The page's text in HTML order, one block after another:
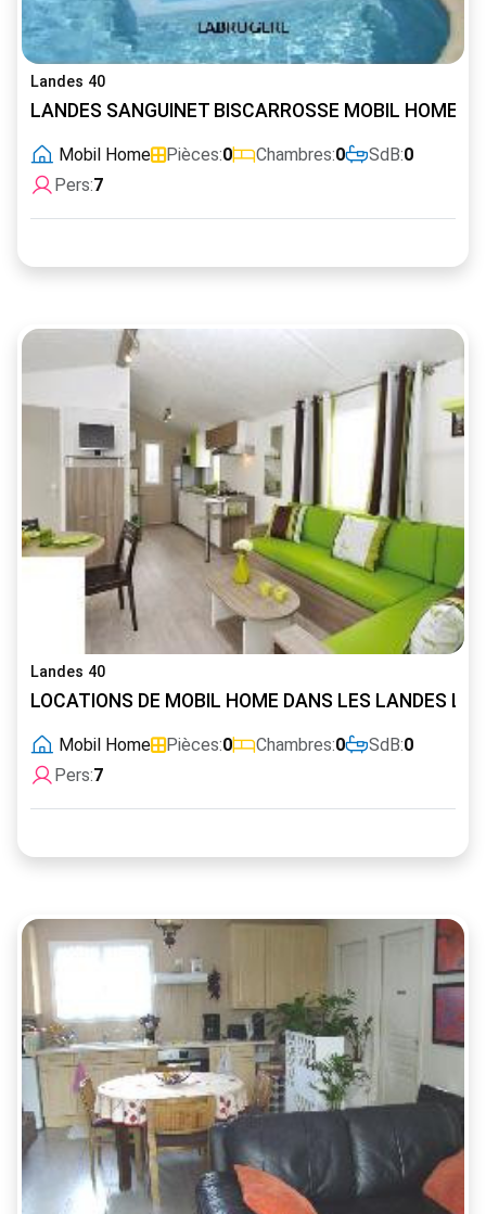
Landes 40
LANDES SANGUINET BISCARROSSE MOBIL HOME
Mobil Home Pièces:0 Chambres:0 SdB:0
Pers:7
Landes 40
LOCATIONS DE MOBIL HOME DANS LES LANDES
Mobil Home Pièces:0 Chambres:0 SdB:0
Pers:7